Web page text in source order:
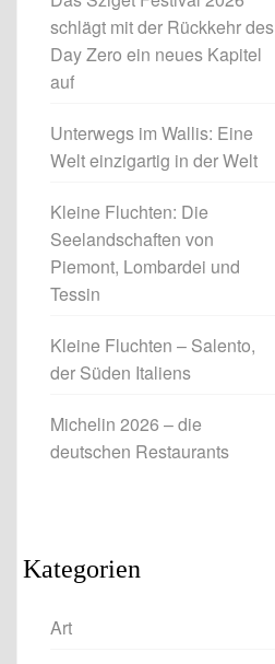
schlägt mit der Rückkehr des
Day Zero ein neues Kapitel
auf
Unterwegs im Wallis: Eine
Welt einzigartig in der Welt
Kleine Fluchten: Die
Seelandschaften von
Piemont, Lombardei und
Tessin
Kleine Fluchten – Salento,
der Süden Italiens
Michelin 2026 – die
deutschen Restaurants
Kategorien
Art